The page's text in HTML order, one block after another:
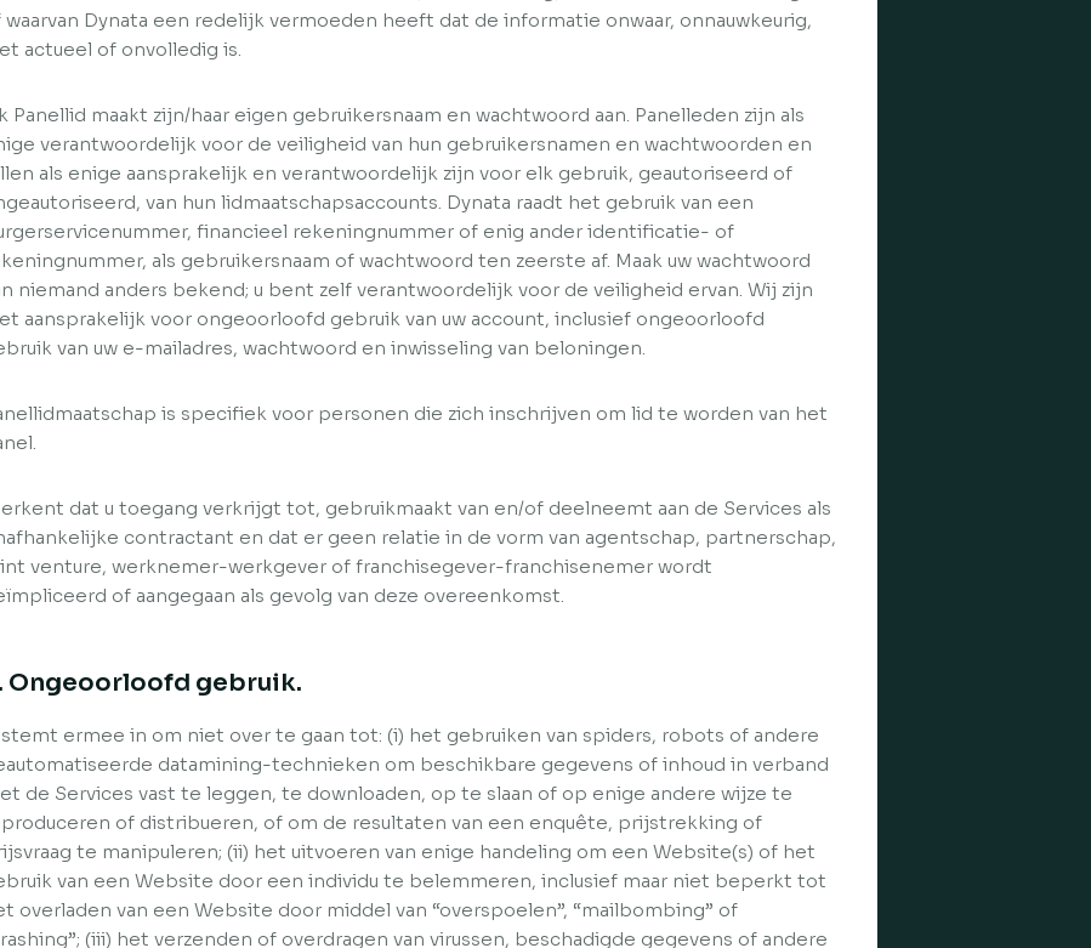
waarvan Dynata een redelijk vermoeden heeft dat de informatie onwaar, onnauwkeurig,
actueel of onvolledig is.
Panellid maakt zijn/haar eigen gebruikersnaam en wachtwoord aan. Panelleden zijn als
verantwoordelijk voor de veiligheid van hun gebruikersnamen en wachtwoorden en
als enige aansprakelijk en verantwoordelijk zijn voor elk gebruik, geautoriseerd of
van hun lidmaatschapsaccounts. Dynata raadt het gebruik van een
financieel rekeningnummer of enig ander identificatie- of
als gebruikersnaam of wachtwoord ten zeerste af. Maak uw wachtwoord
niemand anders bekend; u bent zelf verantwoordelijk voor de veiligheid ervan. Wij zijn
aansprakelijk voor ongeoorloofd gebruik van uw account, inclusief ongeoorloofd
van uw e-mailadres, wachtwoord en inwisseling van beloningen.
is specifiek voor personen die zich inschrijven om lid te worden van het
erkent dat u toegang verkrijgt tot, gebruikmaakt van en/of deelneemt aan de Services als
contractant en dat er geen relatie in de vorm van agentschap, partnerschap,
venture, werknemer-werkgever of franchisegever-franchisenemer wordt
of aangegaan als gevolg van deze overeenkomst.
Ongeoorloofd gebruik.
stemt ermee in om niet over te gaan tot: (i) het gebruiken van spiders, robots of andere
datamining-technieken om beschikbare gegevens of inhoud in verband
de Services vast te leggen, te downloaden, op te slaan of op enige andere wijze te
of distribueren, of om de resultaten van een enquête, prijstrekking of
te manipuleren; (ii) het uitvoeren van enige handeling om een Website(s) of het
van een Website door een individu te belemmeren, inclusief maar niet beperkt tot
overladen van een Website door middel van “overspoelen”, “mailbombing” of
(iii) het verzenden of overdragen van virussen, beschadigde gegevens of andere